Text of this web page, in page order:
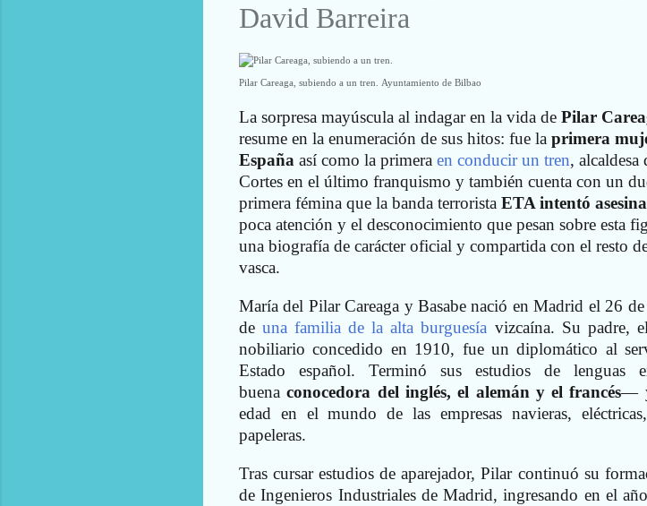
David Barreira
Pilar Careaga, subiendo a un tren. Ayuntamiento de Bilbao
La sorpresa mayúscula al indagar en la vida de Pilar
resume en la enumeración de sus hitos: fue la primera
España así como la primera en conducir un tren,
Cortes en el último franquismo y también cuenta con un
primera fémina que la banda terrorista ETA intentó
poca atención y el desconocimiento que pesan sobre esta
una biografía de carácter oficial y compartida con el resto
vasca.
María del Pilar Careaga y Basabe nació en Madrid el 26
deuna familia de la alta burguesía vizcaína. Su padre,
nobiliario concedido en 1910, fue un diplomático al
Estado español. Terminó sus estudios de
buenaconocedora del inglés, el alemán y el francés—
edad en el mundo de las empresas navieras,
papeleras.
Tras cursar estudios de aparejador, Pilar continuó su
de Ingenieros Industriales de Madrid, ingresando en el